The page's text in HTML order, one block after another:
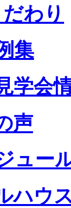
わり
集
学会
声
ュー
ハウ